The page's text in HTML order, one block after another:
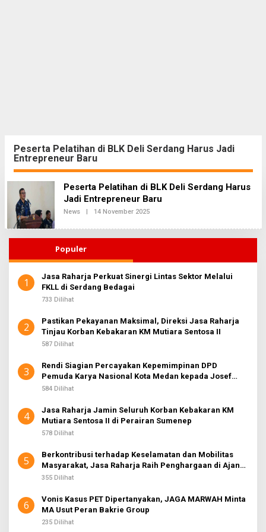
Peserta Pelatihan di BLK Deli Serdang Harus Jadi
Entrepreneur Baru
Peserta Pelatihan di BLK Deli Serdang Harus
Jadi Entrepreneur Baru
News | 14 November 2025O
E
H
D
K
Populer
1
Jasa Raharja Perkuat Sinergi Lintas Sektor Melalui
FKLL di Serdang Bedagai
733 Dilihat
2
Pastikan Pekayanan Maksimal, Direksi Jasa Raharja
Tinjau Korban Kebakaran KM Mutiara Sentosa II
587 Dilihat
3
Rendi Siagian Percayakan Kepemimpinan DPD
Pemuda Karya Nasional Kota Medan kepada Josef
Sembiring
584 Dilihat
4
Jasa Raharja Jamin Seluruh Korban Kebakaran KM
Mutiara Sentosa II di Perairan Sumenep
578 Dilihat
5
Berkontribusi terhadap Keselamatan dan Mobilitas
Masyarakat, Jasa Raharja Raih Penghargaan di Ajang
Transportasi Indonesia Awards 2026
355 Dilihat
6
Vonis Kasus PET Dipertanyakan, JAGA MARWAH Minta
MA Usut Peran Bakrie Group
235 Dilihat